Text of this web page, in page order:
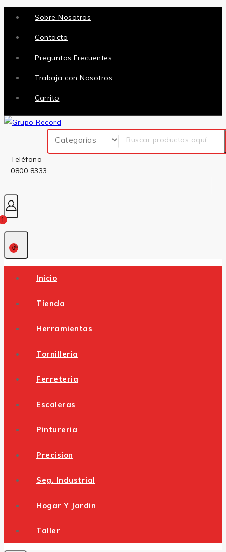
Sobre Nosotros
Contacto
Preguntas Frecuentes
Trabaja con Nosotros
Carrito
Teléfono
0800 8333
1
0
Inicio
Tienda
Herramientas
Tornilleria
Ferreteria
Escaleras
Pintureria
Precision
Seg. Industrial
Hogar Y Jardin
Taller